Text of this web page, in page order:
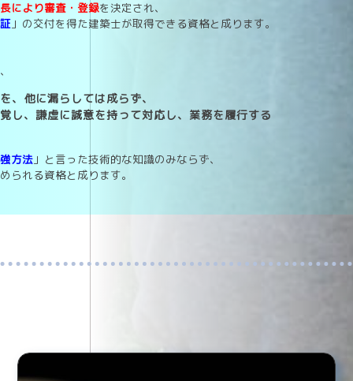
により審査・登録を決定され、
」の交付を得た建築士が取得できる資格と成ります。
、他に漏らしては成らず、
し、謙虚に誠意を持って対応し、業務を履行する
方法 」と言った技術的な知識のみならず、
られる資格と成ります。